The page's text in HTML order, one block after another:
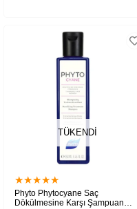
TÜKENDI
★★★★★
Phyto Phytocyane Saç
Dökülmesine Karşı Şampuan